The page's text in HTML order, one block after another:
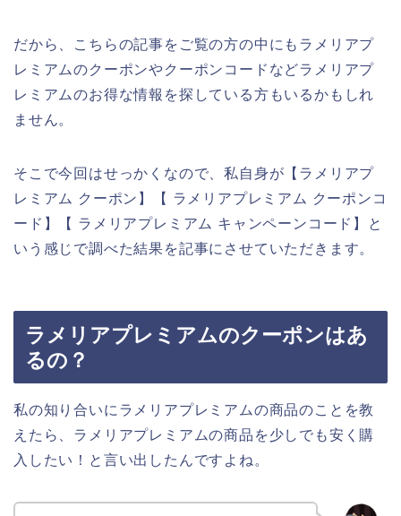
だから、こちらの記事をご覧の方の中にもラメリアプ
レミアムのクーポンやクーポンコードなどラメリアプ
レミアムのお得な情報を探している方もいるかもしれ
ません。
そこで今回はせっかくなので、私自身が【ラメリアプ
レミアム クーポン】【 ラメリアプレミアム クーポンコ
ード】【 ラメリアプレミアム キャンペーンコード】と
いう感じで調べた結果を記事にさせていただきます。
ラメリアプレミアムのクーポンはあ
るの？
私の知り合いにラメリアプレミアムの商品のことを教
えたら、ラメリアプレミアムの商品を少しでも安く購
入したい！と言い出したんですよね。